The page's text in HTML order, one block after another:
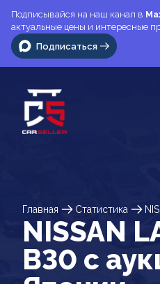
Подписывайся на наш канал в
актуальные цены и интересные
Подписаться
Главная Статистика
NISSAN
B30 c